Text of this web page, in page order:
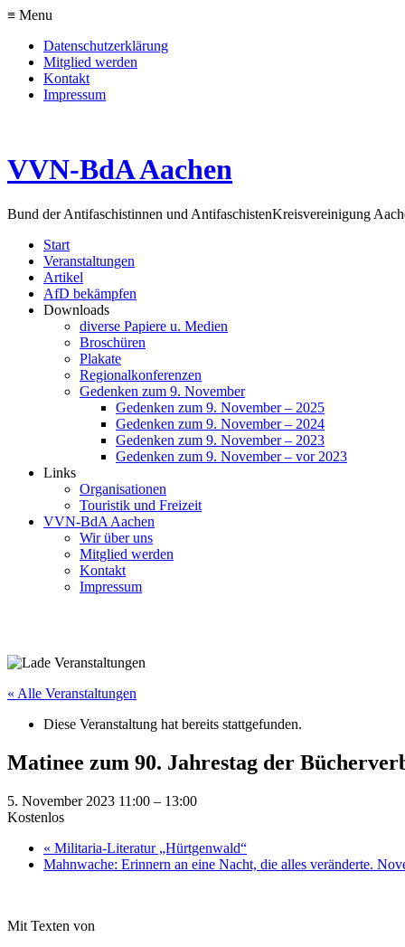
≡ Menu
Datenschutzerklärung
Mitglied werden
Kontakt
Impressum
VVN-BdA Aachen
Bund der Antifaschistinnen und AntifaschistenKreisvereinigung
Start
Veranstaltungen
Artikel
AfD bekämpfen
Downloads
diverse Papiere u. Medien
Broschüren
Plakate
Regionalkonferenzen
Gedenken zum 9. November
Gedenken zum 9. November – 2025
Gedenken zum 9. November – 2024
Gedenken zum 9. November – 2023
Gedenken zum 9. November – vor 2023
Links
Organisationen
Touristik und Freizeit
VVN-BdA Aachen
Wir über uns
Mitglied werden
Kontakt
Impressum
« Alle Veranstaltungen
Diese Veranstaltung hat bereits stattgefunden.
Matinee zum 90. Jahrestag der
5. November 2023 11:00 – 13:00
Kostenlos
« Militaria-Literatur „Hürtgenwald“
Mahnwache: Erinnern an eine Nacht, die alles veränderte.
Mit Texten von